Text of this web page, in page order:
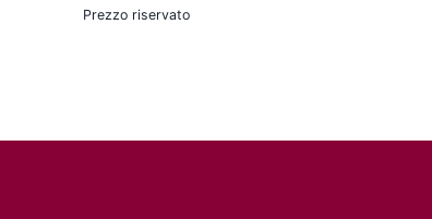
Prezzo riservato